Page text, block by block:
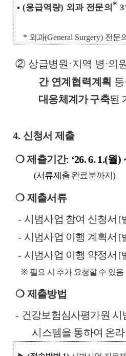
▪ (응급역량) 외과 전문의 * 3
* 외과(General Surgery) 전문
② 상급병원 ·지역 병 ·의원
간 연계협력계획
대응체계가 구축된
4. 신청서 제출
❍제출기간: ‘26. 6. 1.(월)
(서류제출 완료분까지)
❍ 제출서류
- 시범사업 참여 신청서 [
- 시범사업 이행 계획서 [
- 시범사업 이행 약정서 [
※ 필요 시 추가 요청할 수 있음
❍ 제출방법
- 건강보험심사평가원 시
시스템을 통하여 온